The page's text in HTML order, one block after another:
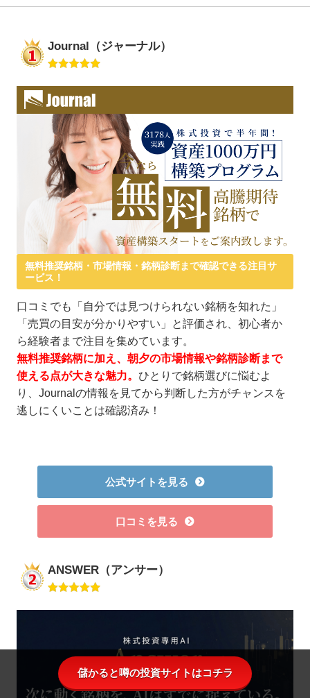
Journal（ジャーナル）
無料推奨銘柄・市場情報・銘柄診断まで確認できる注目サ
ービス！
口コミでも「自分では見つけられない銘柄を知れた」
「売買の目安が分かりやすい」と評価され、初心者か
ら経験者まで注目を集めています。
無料推奨銘柄に加え、朝夕の市場情報や銘柄診断まで
使える点が大きな魅力。 ひとりで銘柄選びに悩むよ
り、Journalの情報を見てから判断した方がチャンスを
逃しにくいことは確認済み！
公式サイトを見る
口コミを見る
ANSWER（アンサー）
儲かると噂の投資サイトはコチラ